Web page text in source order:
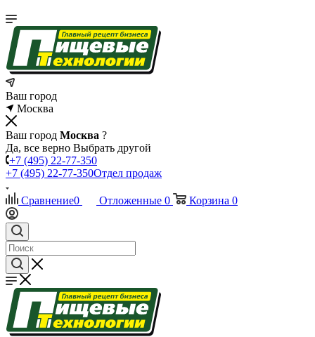
Ваш город
Москва
Ваш город Москва ?
Да, все верно Выбрать другой
+7 (495) 22-77-350
+7 (495) 22-77-350Отдел продаж
Сравнение0 Отложенные 0 Корзина 0